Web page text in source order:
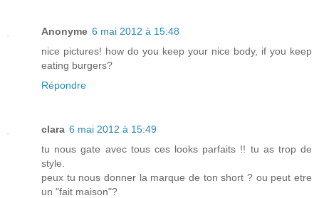
Anonyme 6 mai 2012 à 15:48
nice pictures! how do you keep your nice body, if you keep
eating burgers?
Répondre
clara 6 mai 2012 à 15:49
tu nous gate avec tous ces looks parfaits !! tu as trop de
style.
peux tu nous donner la marque de ton short ? ou peut etre
un "fait maison"?